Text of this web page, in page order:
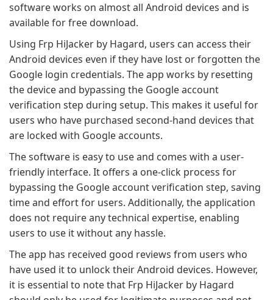
software works on almost all Android devices and is
available for free download.
Using Frp HiJacker by Hagard, users can access their
Android devices even if they have lost or forgotten the
Google login credentials. The app works by resetting
the device and bypassing the Google account
verification step during setup. This makes it useful for
users who have purchased second-hand devices that
are locked with Google accounts.
The software is easy to use and comes with a user-
friendly interface. It offers a one-click process for
bypassing the Google account verification step, saving
time and effort for users. Additionally, the application
does not require any technical expertise, enabling
users to use it without any hassle.
The app has received good reviews from users who
have used it to unlock their Android devices. However,
it is essential to note that Frp HiJacker by Hagard